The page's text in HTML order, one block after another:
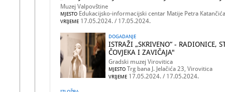
Muzej Valpovštine
MJESTO Edukacijsko-informacijski centar Matije Petra
VRIJEME 17.05.2024. / 17.05.2024.
DOGADANJE
ISTRAŽI „SKRIVENO“ - RADIONICE,
ČOVJEKA I ZAVIČAJA"
Gradski muzej Virovitica
MJESTO Trg bana J. Jelačića 23, Virovitica
VRIJEME 17.05.2024. / 17.05.2024.